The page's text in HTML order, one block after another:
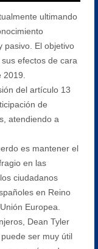
ultimando
pasivo. El objetivo
efectos de cara
del artículo 13
de
atendiendo a
es mantener el
en las
ciudadanos
en Reino
Europea.
Dean Tyler
ser muy útil